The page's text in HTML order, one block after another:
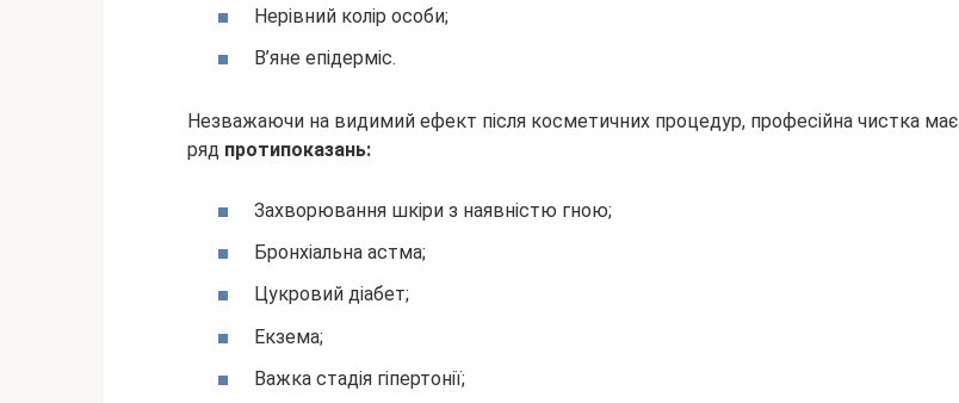
Нерівний колір особи;
В’яне епідерміс.
Незважаючи на видимий ефект після косметичних процедур, професійна чистка має
ряд протипоказань:
Захворювання шкіри з наявністю гною;
Бронхіальна астма;
Цукровий діабет;
Екзема;
Важка стадія гіпертонії;